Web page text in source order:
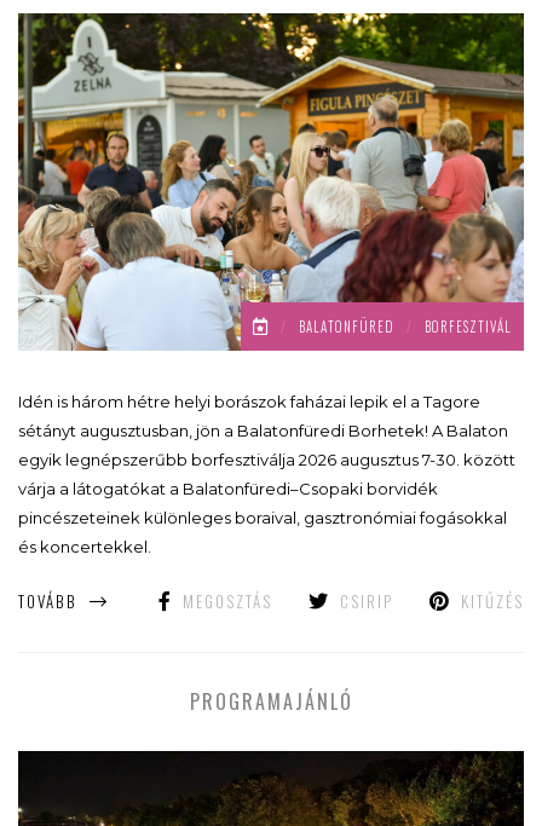
/ BALATONFÜRED / BORFESZTIVÁL
Idén is három hétre helyi borászok faházai lepik el a Tagore
sétányt augusztusban, jön a Balatonfüredi Borhetek! A Balaton
egyik legnépszerűbb borfesztiválja 2026 augusztus 7-30. között
várja a látogatókat a Balatonfüredi–Csopaki borvidék
pincészeteinek különleges boraival, gasztronómiai fogásokkal
és koncertekkel.
TOVÁBB KITŰZÉS
CSIRIP
MEGOSZTÁS
PROGRAMAJÁNLÓ